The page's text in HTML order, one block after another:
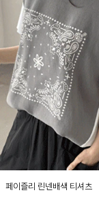
페이즐리 린넨배색 티셔츠